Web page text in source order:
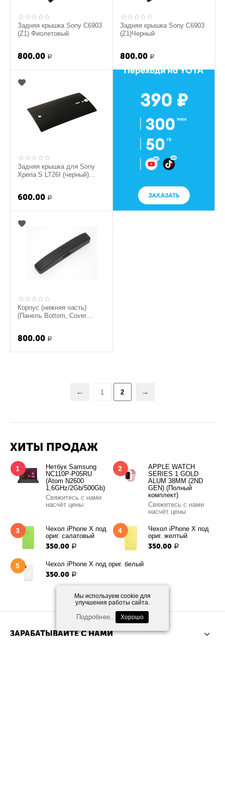
Мы используем cookie для
улучшения работы сайта.
Подробнее.. Хорошо
Задняя крышка Sony C6903
(Z1) Фиолетовый
800.00 Р
Задняя крышка Sony C6903
(Z1)Черный
800.00 Р
Задняя крышка для Sony
Xperia S LT26I (черный)
600.00 Р
Корпус (нижняя часть)
(Панель Bottom, Cover
800.00 Р
1 2
ХИТЫ ПРОДАЖ
1
Нетбук Samsung
NC110P-P05RU
(Atom N2600
1,6GHz/2Gb/500Gb)
Свяжитесь с нами
насчёт цены
2
APPLE WATCH
SERIES 1 GOLD
ALUM 38MM (2ND
GEN) (Полный
комплект)
Свяжитесь с нами
насчёт цены
3
Чехол iPhone X под
ориг. салатовый
350.00 Р
4
Чехол iPhone X под
ориг. желтый
350.00 Р
5 Чехол iPhone X под ориг. белый
350.00 Р
ЗАРАБАТЫВАЙТЕ С НАМИ